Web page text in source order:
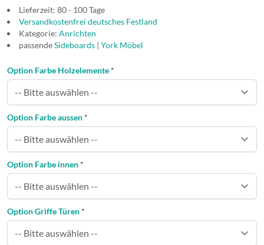
Lieferzeit: 80 - 100 Tage
Versandkostenfrei deutsches Festland
Kategorie: Anrichten
passendeSideboards | York Möbel
Option Farbe Holzelemente *
Option Farbe aussen *
Option Farbe innen *
Option Griffe Türen *